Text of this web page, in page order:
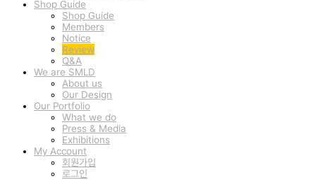
Shop Guide
Shop Guide
Members
Notice
Review
Q&A
We are SMLD
About us
Our Design
Our Portfolio
What we do
Press & Media
Exhibitions
My Account
회원가입
로그인